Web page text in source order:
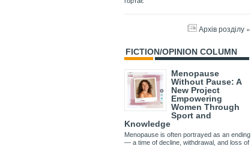
Архів розділу »
FICTION/OPINION COLUMN
Menopause
Without Pause: A
New Project
Empowering
Women Through
Sport and
Knowledge
Menopause is often portrayed as an ending
— a time of decline, withdrawal, and loss of